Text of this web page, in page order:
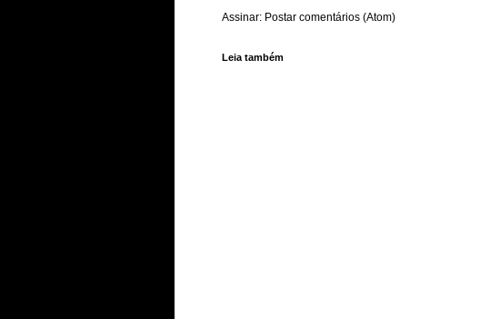
Assinar: Postar comentários (Atom)
Leia também